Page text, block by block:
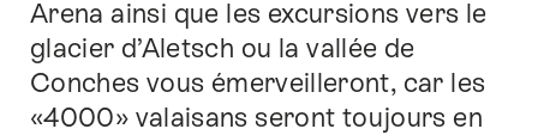
Arena ainsi que les excursions vers le
glacier d’Aletsch ou la vallée de
Conches vous émerveilleront, car les
«4000» valaisans seront toujours en